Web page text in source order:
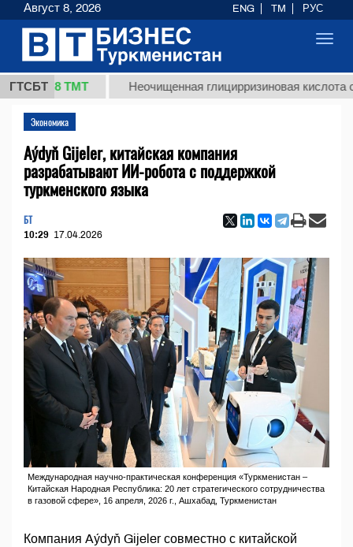
ГТСБТ
ТМТ Неочищенная глицирризиновая кислота
Экономика
Aýdyň Gijeler, китайская компания
разрабатывают ИИ-робота с поддержкой
туркменского языка
БТ
10:29 17.04.2026
Международная научно-практическая конференция «Туркменистан –
Китайская Народная Республика: 20 лет стратегического сотрудничества
в газовой сфере», 16 апреля, 2026 г., Ашхабад, Туркменистан
Компания Aýdyň Gijeler совместно с китайской
Август 8, 2026 ENG TM РУС